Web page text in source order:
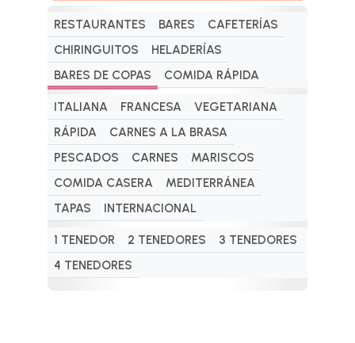
RESTAURANTES BARES
CAFETERÍAS
CHIRINGUITOS
HELADERÍAS
BARES DE COPAS
COMIDA RÁPIDA
ITALIANA FRANCESA
VEGETARIANA
RÁPIDA
CARNES A LA BRASA
PESCADOS
CARNES
MARISCOS
COMIDA CASERA
MEDITERRÁNEA
TAPAS
INTERNACIONAL
1 TENEDOR 2 TENEDORES
3 TENEDORES
4 TENEDORES